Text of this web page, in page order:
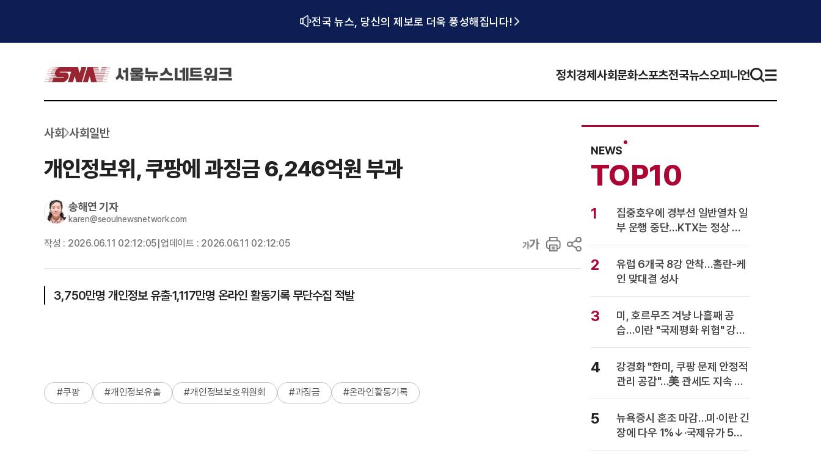
전국 뉴스, 당신의 제보로 더욱 풍성해집니다!
정치 경제사회문화스포츠전국뉴스오피니언
사회 사회일반
개인정보위, 쿠팡에 과징금 6,246억원 부과
송해연 기자
karen@seoulnewsnetwork.com
작성 : 2026.06.11 02:12:05 업데이트 : 2026.06.11 02:12:05
3,750만명 개인정보 유출·1,117만명 온라인 활동기록 무단수집 적발
#쿠팡 #개인정보유출 #개인정보보호위원회 #과징금 #온라인활동기록
NEWS
TOP10
1
집중호우에 경부선 일반열차 일
부 운행 중단…KTX는 정상 운
행
2
유럽 6개국 8강 안착…홀란-케
인 맞대결 성사
3
미, 호르무즈 겨냥 나흘째 공
습…이란 "국제평화 위협" 강력
반발
4
강경화 "한미, 쿠팡 문제 안정적
관리 공감"…美 관세도 지속 협
의
5
뉴욕증시 혼조 마감…미·이란 긴
장에 다우 1%↓·국제유가 5%
급등